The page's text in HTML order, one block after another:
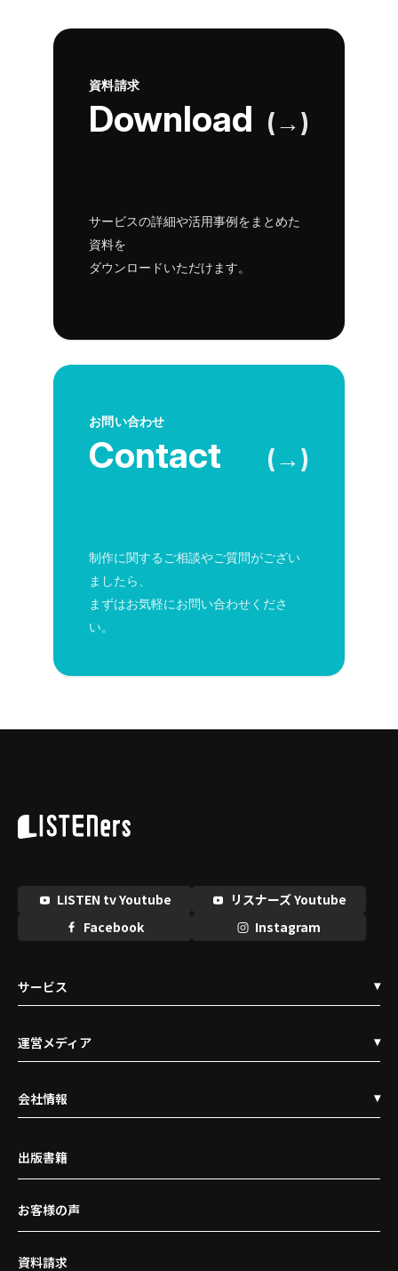
資料請求
Download (→)
サービスの詳細や活用事例をまとめた
資料を
ダウンロードいただけます。
お問い合わせ
Contact (→)
制作に関するご相談やご質問がござい
ましたら、
まずはお気軽にお問い合わせくださ
い。
LISTEN tv Youtube
リスナーズ Youtube
Facebook
Instagram
サービス
運営メディア
会社情報
出版書籍
お客様の声
資料請求